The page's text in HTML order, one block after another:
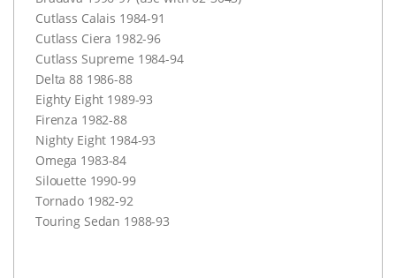
Cutlass Calais 1984-91
Cutlass Ciera 1982-96
Cutlass Supreme 1984-94
Delta 88 1986-88
Eighty Eight 1989-93
Firenza 1982-88
Nighty Eight 1984-93
Omega 1983-84
Silouette 1990-99
Tornado 1982-92
Touring Sedan 1988-93